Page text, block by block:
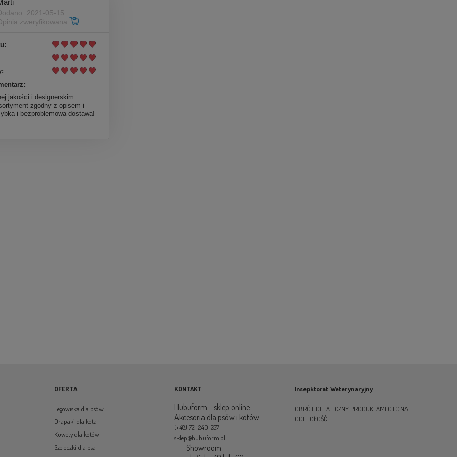
2021-05-15
zweryfikowana
jakości i designerskim
zgodny z opisem i
i bezproblemowa dostawa!
OFERTA
Legowiska dla psów
Drapaki dla kota
Kuwety dla kotów
Szeleczki dla psa
KONTAKT
Hubuform – sklep online
Akcesoria dla psów i kotów
(+48) 721-240-257
sklep@hubuform.pl
Showroom
Insepktorat Weterynaryjny
OBRÓT DETALICZNY PRODUKTAMI OTC NA
ODLEGŁOŚĆ